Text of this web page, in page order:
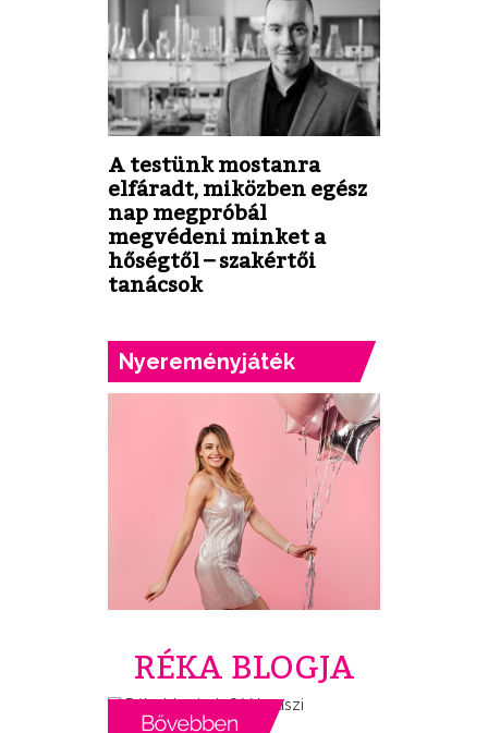
A testünk mostanra
elfáradt, miközben egész
nap megpróbál
megvédeni minket a
hőségtől – szakértői
tanácsok
Nyereményjáték
RÉKA BLOGJA